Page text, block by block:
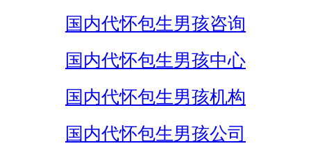
国内代怀包生男孩咨询
国内代怀包生男孩中心
国内代怀包生男孩机构
国内代怀包生男孩公司